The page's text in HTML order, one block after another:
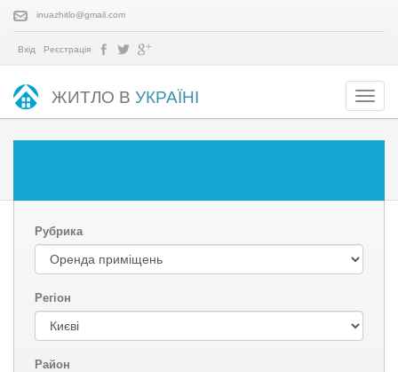
inuazhitlo@gmail.com
Вхід Реєстрація
ЖИТЛО В УКРАЇНІ
Рубрика
Регіон
Район